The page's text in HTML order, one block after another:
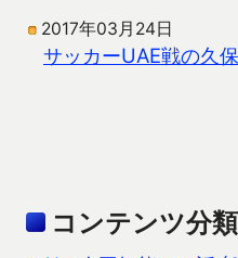
2017年03月24日
サッカーUAE戦の久
コンテンツ分類